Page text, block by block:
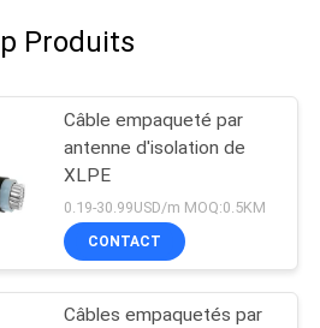
Produits
Câble empaqueté par
antenne d'isolation de
XLPE
0.19-30.99USD/m MOQ:0.5KM
CONTACT
Câbles empaquetés par